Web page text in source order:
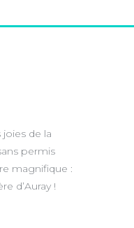
joies de la
permis
magnifique :
d’Auray !